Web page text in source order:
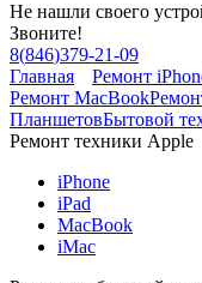
Не нашли своего
Звоните!
8(846)379-21-09
Главная
Ремонт
Ремонт MacBook
ПланшетовБытовой
Ремонт техники Apple
iPhone
iPad
MacBook
iMac